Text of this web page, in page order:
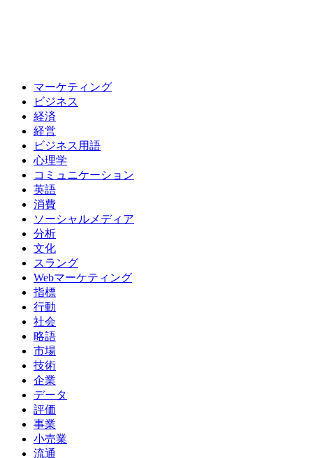
マーケティング
ビジネス
経済
経営
ビジネス用語
心理学
コミュニケーション
英語
消費
ソーシャルメディア
分析
文化
スラング
Webマーケティング
指標
行動
社会
略語
市場
技術
企業
データ
評価
事業
小売業
流通